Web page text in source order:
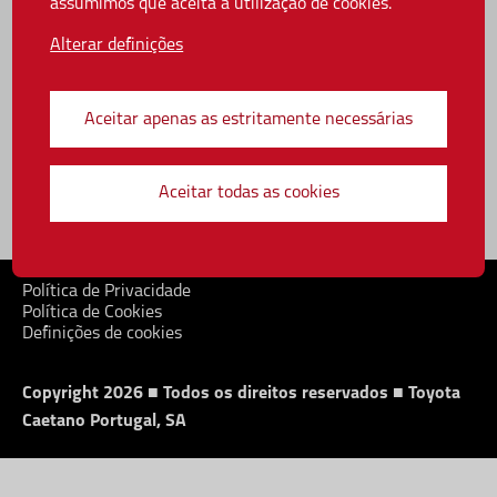
Política de Cookies
Definições de cookies
Contacte-nos
Política de Privacidade
Política de Cookies
Definições de cookies
Copyright 2026 ■ Todos os direitos reservados ■ Toyota
Caetano Portugal, SA
assumimos que aceita a utilização de cookies.
Alterar definições
Aceitar apenas as estritamente necessárias
Aceitar todas as cookies